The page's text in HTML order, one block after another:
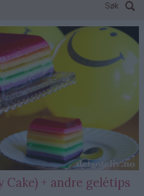
Søk
Cake) + andre gelétips